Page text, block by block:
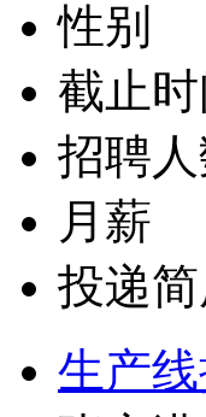
性别
截止时
招聘
月薪
投递
生产